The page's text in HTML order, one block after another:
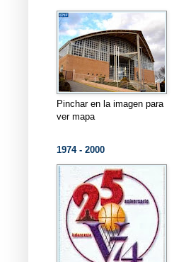
Pinchar en la imagen para
ver mapa
1974 - 2000